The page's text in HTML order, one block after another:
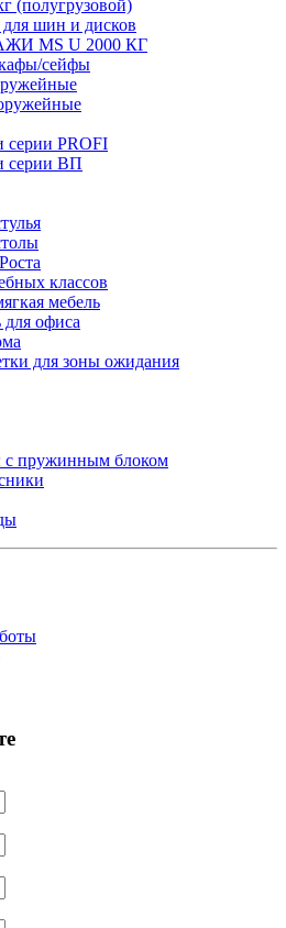
(полугрузовой)
шин и дисков
MS U 2000 КГ
сейфы
серии PROFI
серии ВП
классов
мебель
офиса
для зоны ожидания
с пружинным блоком